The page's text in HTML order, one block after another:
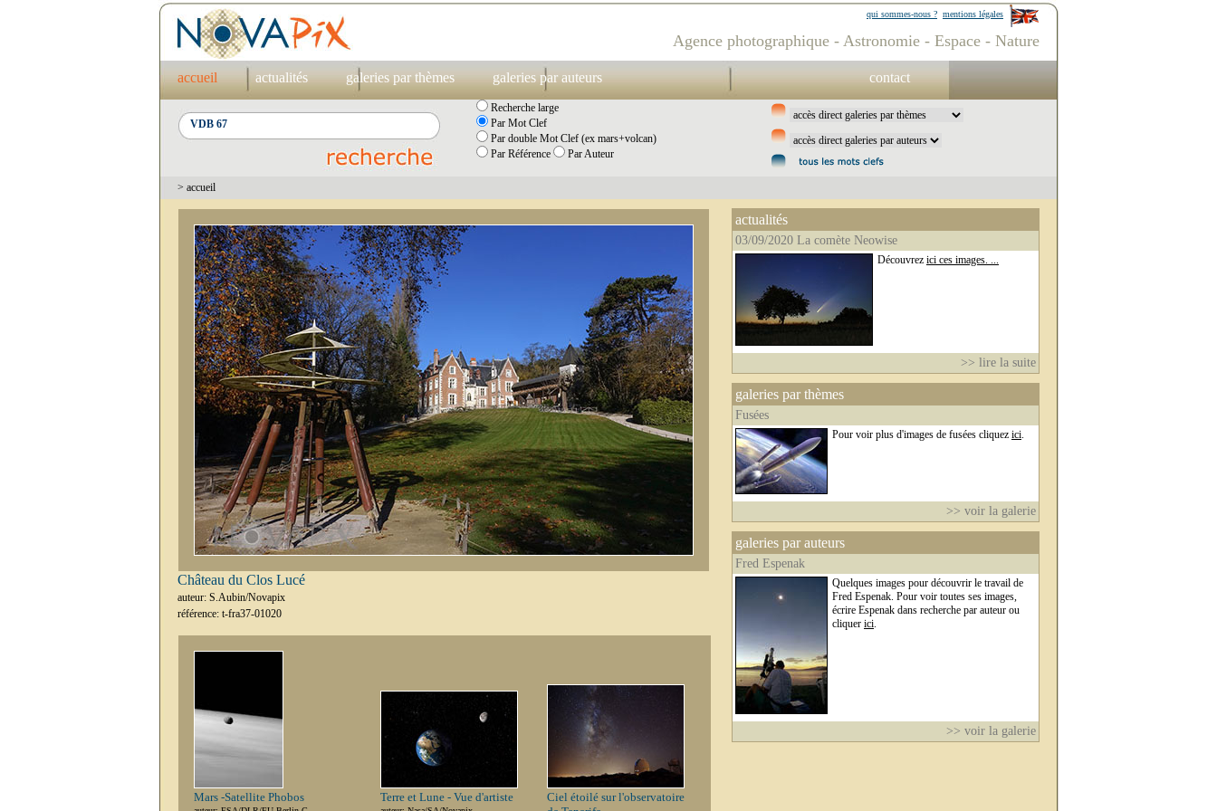
mentions légales
qui sommes-nous ?
Agence photographique - Astronomie - Espace - Nature
accueil actualités galeries par thèmes galeries par auteurs contact
Recherche large
Par Mot Clef
Par double Mot Clef (ex mars+volcan)
Par Référence
Par Auteur
> accueil
Château du Clos Lucé
auteur: S.Aubin/Novapix
référence: t-fra37-01020
Mars -Satellite Phobos Terre et Lune - Vue d'artiste
Ciel étoilé sur l'observatoire
actualités
03/09/2020 La comète Neowise
Découvrez ici ces images. ...
>> lire la suite
galeries par thèmes
Fusées
Pour voir plus d'images de fusées cliquez ici.
>> voir la galerie
galeries par auteurs
Fred Espenak
Quelques images pour découvrir le travail de
Fred Espenak. Pour voir toutes ses images,
écrire Espenak dans recherche par auteur ou
cliquer ici.
>> voir la galerie